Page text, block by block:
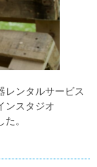
レンタルサービス
ンスタジオ
。